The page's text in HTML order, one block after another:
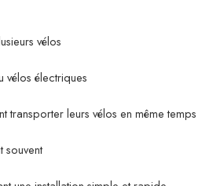
vélos
vélos électriques
transporter leurs vélos en même temps
souvent